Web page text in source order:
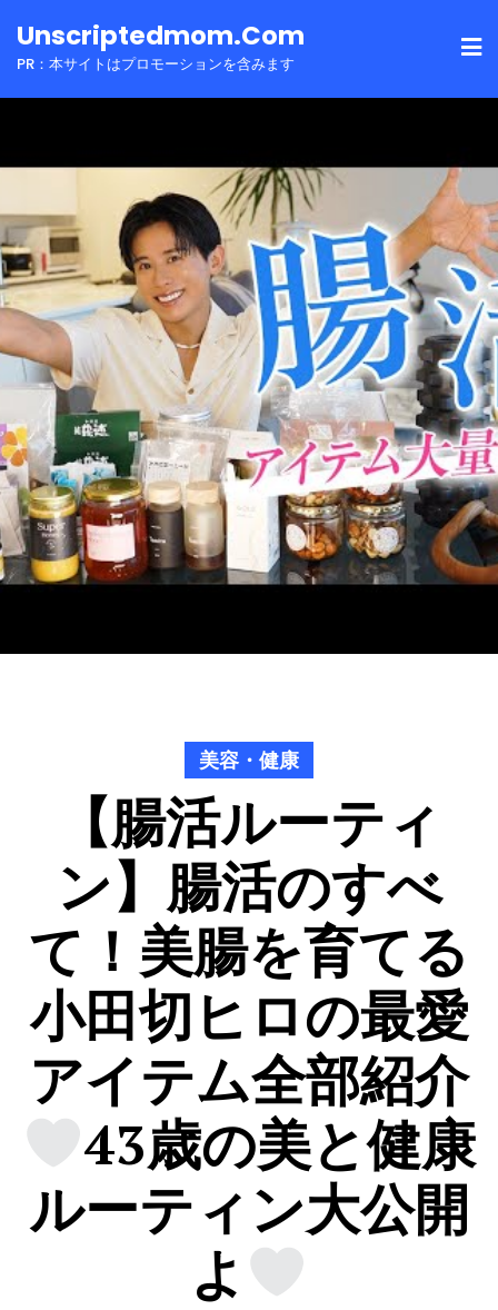
toUnscriptedmom.com
PR：本サイトはプロモーションを含みます
美容・健康
【腸活ルーティ
ン】腸活のすべ
て！美腸を育てる
小田切ヒロの最愛
アイテム全部紹介
43歳の美と健康
ルーティン大公開
よ